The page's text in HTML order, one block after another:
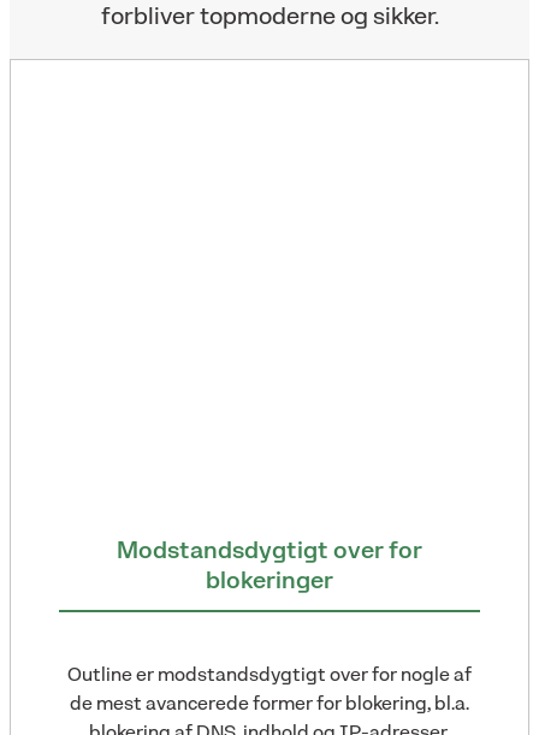
forbliver topmoderne og sikker.
Modstandsdygtigt over for
blokeringer
Outline er modstandsdygtigt over for nogle af
de mest avancerede former for blokering, bl.a.